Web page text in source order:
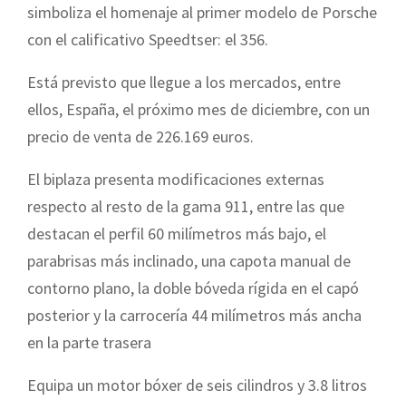
simboliza el homenaje al primer modelo de Porsche
con el calificativo Speedtser: el 356.
Está previsto que llegue a los mercados, entre
ellos, España, el próximo mes de diciembre, con un
precio de venta de 226.169 euros.
El biplaza presenta modificaciones externas
respecto al resto de la gama 911, entre las que
destacan el perfil 60 milímetros más bajo, el
parabrisas más inclinado, una capota manual de
contorno plano, la doble bóveda rígida en el capó
posterior y la carrocería 44 milímetros más ancha
en la parte trasera
Equipa un motor bóxer de seis cilindros y 3.8 litros